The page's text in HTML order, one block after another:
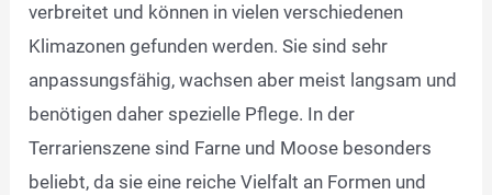
verbreitet und können in vielen verschiedenen
Klimazonen gefunden werden. Sie sind sehr
anpassungsfähig, wachsen aber meist langsam und
benötigen daher spezielle Pflege. In der
Terrarienszene sind Farne und Moose besonders
beliebt, da sie eine reiche Vielfalt an Formen und